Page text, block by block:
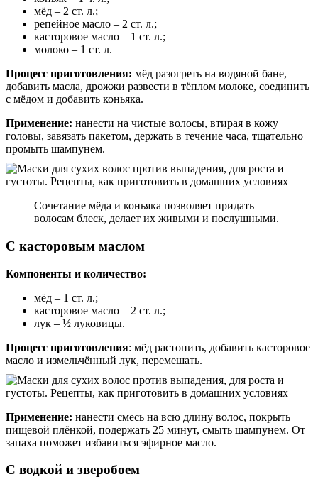
мёд – 2 ст. л.;
репейное масло – 2 ст. л.;
касторовое масло – 1 ст. л.;
молоко – 1 ст. л.
Процесс приготовления: мёд разогреть на водяной бане,
добавить масла, дрожжи развести в тёплом молоке, соединить
с мёдом и добавить коньяка.
Применение: нанести на чистые волосы, втирая в кожу
головы, завязать пакетом, держать в течение часа, тщательно
промыть шампунем.
Сочетание мёда и коньяка позволяет придать
волосам блеск, делает их живыми и послушными.
С касторовым маслом
Компоненты и количество:
мёд – 1 ст. л.;
касторовое масло – 2 ст. л.;
лук – ½ луковицы.
Процесс приготовления: мёд растопить, добавить касторовое
масло и измельчённый лук, перемешать.
Применение: нанести смесь на всю длину волос, покрыть
пищевой плёнкой, подержать 25 минут, смыть шампунем. От
запаха поможет избавиться эфирное масло.
С водкой и зверобоем